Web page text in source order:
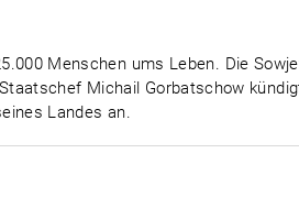
Menschen ums Leben. Die
Michail Gorbatschow
Landes an.